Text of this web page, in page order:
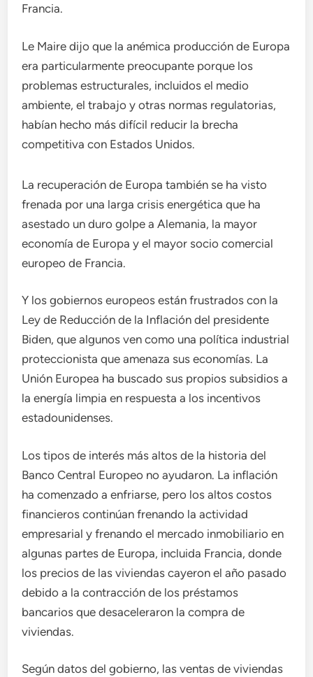
Francia.
Le Maire dijo que la anémica producción de Europa
era particularmente preocupante porque los
problemas estructurales, incluidos el medio
ambiente, el trabajo y otras normas regulatorias,
habían hecho más difícil reducir la brecha
competitiva con Estados Unidos.
La recuperación de Europa también se ha visto
frenada por una larga crisis energética que ha
asestado un duro golpe a Alemania, la mayor
economía de Europa y el mayor socio comercial
europeo de Francia.
Y los gobiernos europeos están frustrados con la
Ley de Reducción de la Inflación del presidente
Biden, que algunos ven como una política industrial
proteccionista que amenaza sus economías. La
Unión Europea ha buscado sus propios subsidios a
la energía limpia en respuesta a los incentivos
estadounidenses.
Los tipos de interés más altos de la historia del
Banco Central Europeo no ayudaron. La inflación
ha comenzado a enfriarse, pero los altos costos
financieros continúan frenando la actividad
empresarial y frenando el mercado inmobiliario en
algunas partes de Europa, incluida Francia, donde
los precios de las viviendas cayeron el año pasado
debido a la contracción de los préstamos
bancarios que desaceleraron la compra de
viviendas.
Según datos del gobierno, las ventas de viviendas